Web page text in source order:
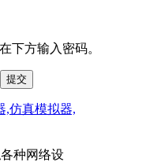
下方输入密码。
种网络设